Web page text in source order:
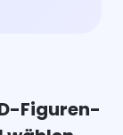
Figuren-